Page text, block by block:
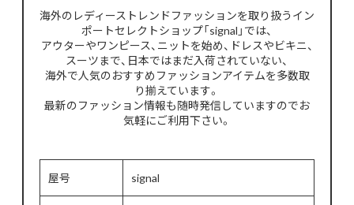
海外のレディーストレンドファッションを取り扱うイン
ポートセレクトショップ「signal」では、
アウターやワンピース、ニットを始め、ドレスやビキニ、
スーツまで、日本ではまだ入荷されていない、
海外で人気のおすすめファッションアイテムを多数取
り揃えています。
最新のファッション情報も随時発信していますのでお
気軽にご利用下さい。
屋号 signal